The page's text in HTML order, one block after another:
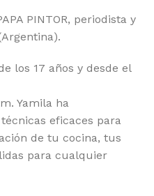
PINTOR, periodista y
los 17 años y desde el
Yamila ha
eficaces para
de tu cocina, tus
para cualquier